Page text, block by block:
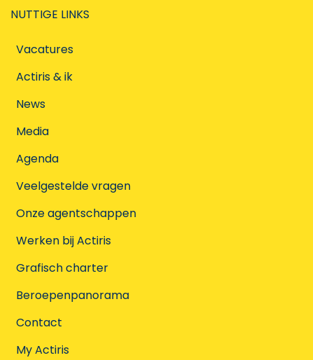
NUTTIGE LINKS
Vacatures
Actiris & ik
News
Media
Agenda
Veelgestelde vragen
Onze agentschappen
Werken bij Actiris
Grafisch charter
Beroepenpanorama
Contact
My Actiris